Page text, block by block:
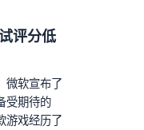
评分低
微软宣布了
受期待的
游戏经历了